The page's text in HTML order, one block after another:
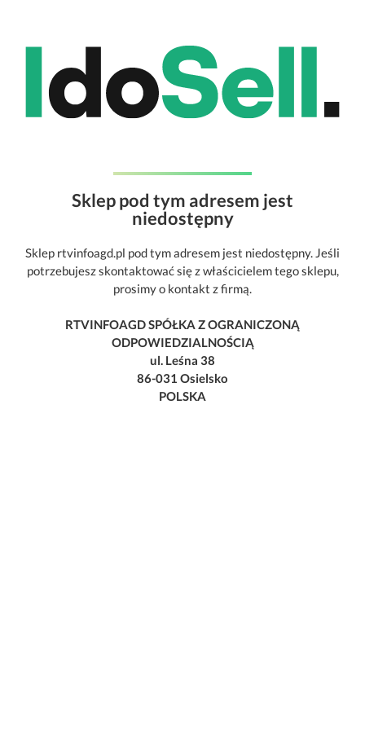
Sklep pod tym adresem jest
niedostępny
Sklep rtvinfoagd.pl pod tym adresem jest niedostępny. Jeśli
potrzebujesz skontaktować się z właścicielem tego sklepu,
prosimy o kontakt z firmą.
RTVINFOAGD SPÓŁKA Z OGRANICZONĄ
ODPOWIEDZIALNOŚCIĄ
ul. Leśna 38
86-031 Osielsko
POLSKA